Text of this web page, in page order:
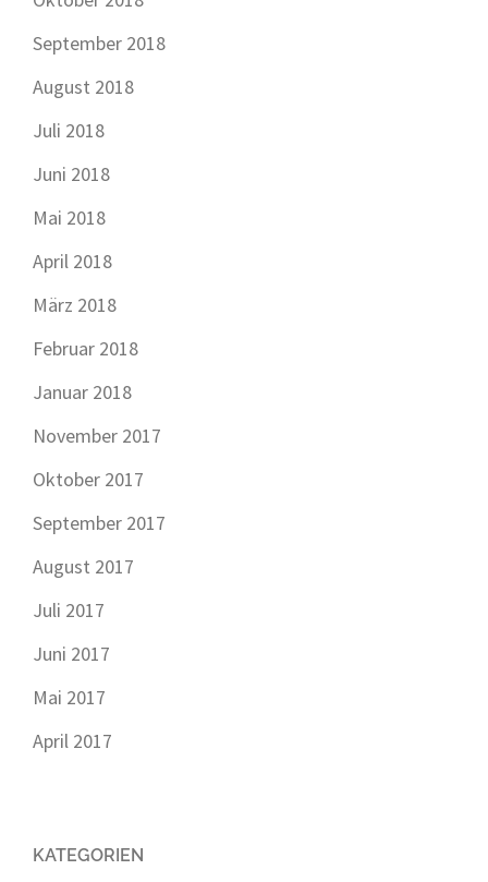
September 2018
August 2018
Juli 2018
Juni 2018
Mai 2018
April 2018
März 2018
Februar 2018
Januar 2018
November 2017
Oktober 2017
September 2017
August 2017
Juli 2017
Juni 2017
Mai 2017
April 2017
KATEGORIEN